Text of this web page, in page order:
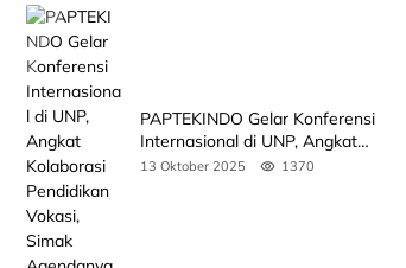
PAPTEKINDO Gelar Konferensi
Internasional di UNP, Angkat
Kolaborasi Pendidikan Vokasi,
13 Oktober 2025 1370